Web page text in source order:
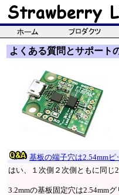
よくある質問とサポート
基板の端子穴は2.54mmピ
はい、１次側２次側ともに同じ
3.2mmの基板固定穴は2.54mm